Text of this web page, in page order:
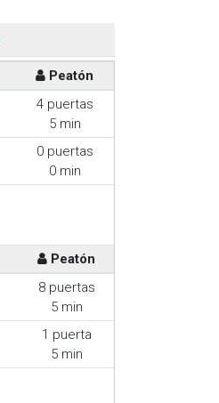
Peatón
4 puertas
5 min
0 puertas
0 min
Peatón
8 puertas
5 min
1 puerta
5 min